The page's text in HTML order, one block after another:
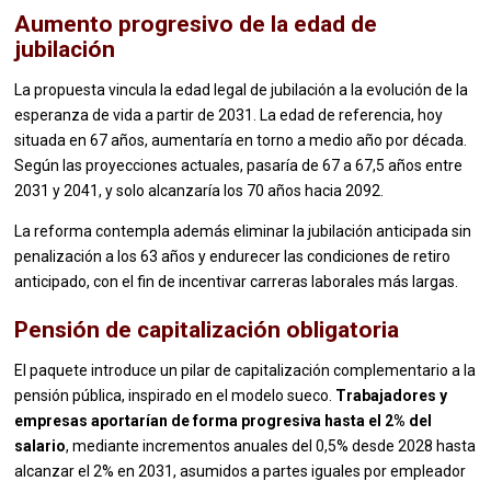
Aumento progresivo de la edad de
jubilación
La propuesta vincula la edad legal de jubilación a la evolución de la
esperanza de vida a partir de 2031. La edad de referencia, hoy
situada en 67 años, aumentaría en torno a medio año por década.
Según las proyecciones actuales, pasaría de 67 a 67,5 años entre
2031 y 2041, y solo alcanzaría los 70 años hacia 2092.
La reforma contempla además eliminar la jubilación anticipada sin
penalización a los 63 años y endurecer las condiciones de retiro
anticipado, con el fin de incentivar carreras laborales más largas.
Pensión de capitalización obligatoria
El paquete introduce un pilar de capitalización complementario a la
pensión pública, inspirado en el modelo sueco. Trabajadores y
empresas aportarían de forma progresiva hasta el 2% del
salario, mediante incrementos anuales del 0,5% desde 2028 hasta
alcanzar el 2% en 2031, asumidos a partes iguales por empleador